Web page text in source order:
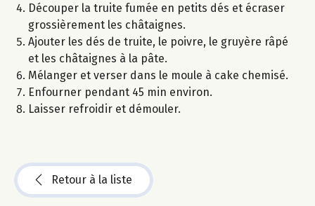
Découper la truite fumée en petits dés et écraser
grossièrement les châtaignes.
Ajouter les dés de truite, le poivre, le gruyère râpé
et les châtaignes à la pâte.
Mélanger et verser dans le moule à cake chemisé.
Enfourner pendant 45 min environ.
Laisser refroidir et démouler.
Retour à la liste